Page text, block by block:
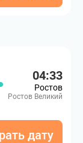
04:33
Ростов
Ростов Великий
дату